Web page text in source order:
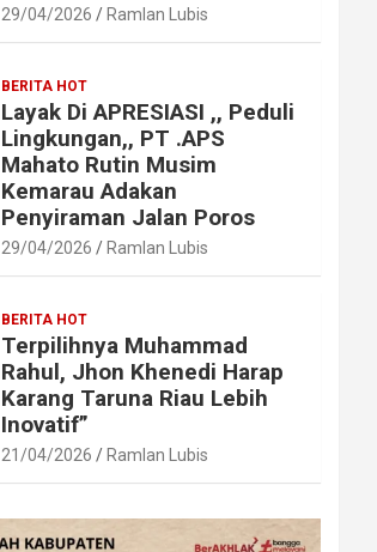
29/04/2026 Ramlan Lubis
BERITA HOT
Layak Di APRESIASI ,, Peduli
Lingkungan,, PT .APS
Mahato Rutin Musim
Kemarau Adakan
Penyiraman Jalan Poros
29/04/2026 Ramlan Lubis
BERITA HOT
Terpilihnya Muhammad
Rahul, Jhon Khenedi Harap
Karang Taruna Riau Lebih
Inovatif”
21/04/2026 Ramlan Lubis